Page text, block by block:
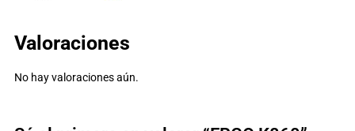
Valoraciones
No hay valoraciones aún.